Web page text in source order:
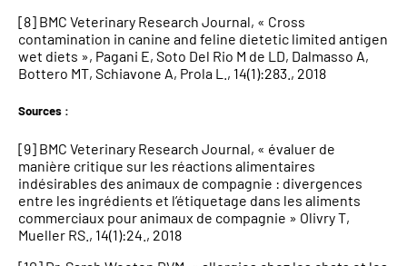
[8] BMC Veterinary Research Journal, « Cross
contamination in canine and feline dietetic limited antigen
wet diets », Pagani E, Soto Del Rio M de LD, Dalmasso A,
Bottero MT, Schiavone A, Prola L., 14(1):283., 2018
Sources :
[9] BMC Veterinary Research Journal, « évaluer de
manière critique sur les réactions alimentaires
indésirables des animaux de compagnie : divergences
entre les ingrédients et l’étiquetage dans les aliments
commerciaux pour animaux de compagnie » Olivry T,
Mueller RS., 14(1):24., 2018